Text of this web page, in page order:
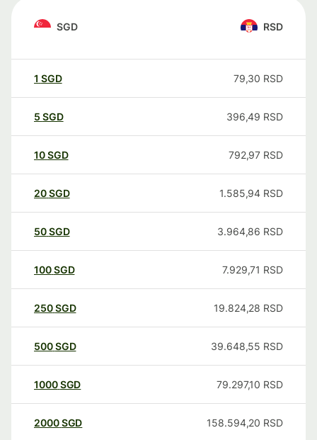
SGD RSD
1 SGD 79,30 RSD
5 SGD 396,49 RSD
10SGD 792,97 RSD
20SGD 1.585,94 RSD
50SGD 3.964,86 RSD
100SGD 7.929,71 RSD
250SGD 19.824,28 RSD
500SGD 39.648,55 RSD
1000SGD 79.297,10 RSD
2000SGD 158.594,20 RSD